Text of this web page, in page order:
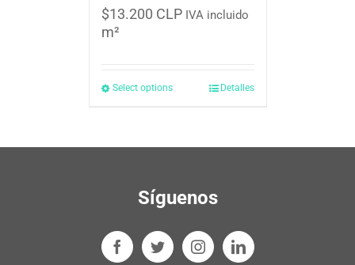
$13.200 CLP IVA incluido
m²
Select options Detalles
Síguenos